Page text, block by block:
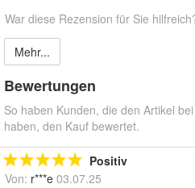
War diese Rezension für Sie
Mehr...
Bewertungen
So haben Kunden, die den Artikel
haben, den Kauf bewertet.
Positiv
Von: r***e 03.07.25